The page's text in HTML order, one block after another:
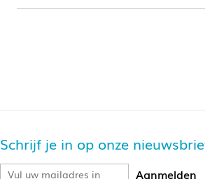
Schrijf je in op onze